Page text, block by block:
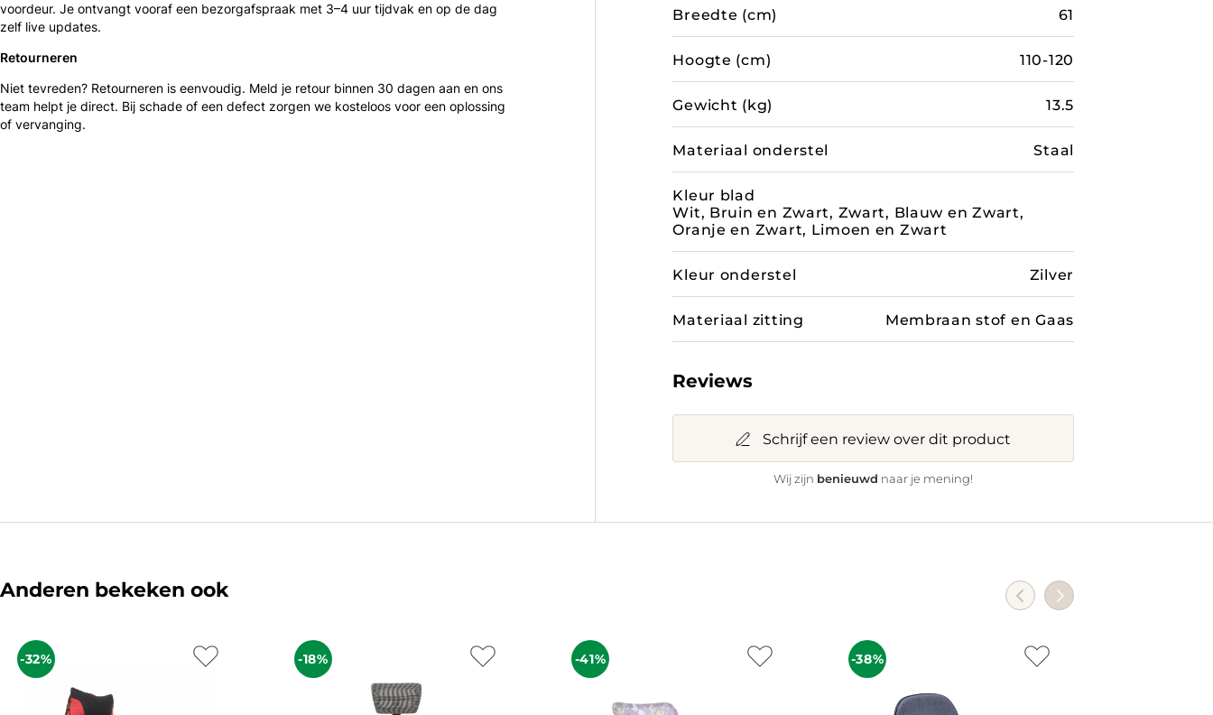
voordeur. Je ontvangt vooraf een bezorgafspraak met 3–4 uur tijdvak en op de dag
zelf live updates.
Retourneren
Niet tevreden? Retourneren is eenvoudig. Meld je retour binnen 30 dagen aan en ons
team helpt je direct. Bij schade of een defect zorgen we kosteloos voor een oplossing
of vervanging.
Breedte (cm) 61
Hoogte (cm) 110-120
Gewicht (kg) 13.5
Materiaal onderstel Staal
Kleur blad
Wit, Bruin en Zwart, Zwart, Blauw en Zwart,
Oranje en Zwart, Limoen en Zwart
Kleur onderstel Zilver
Materiaal zitting Membraan stof en Gaas
Reviews
Schrijf een review over dit product
Wij zijn benieuwd naar je mening!
Anderen bekeken ook
-32% -18% -41% -38%